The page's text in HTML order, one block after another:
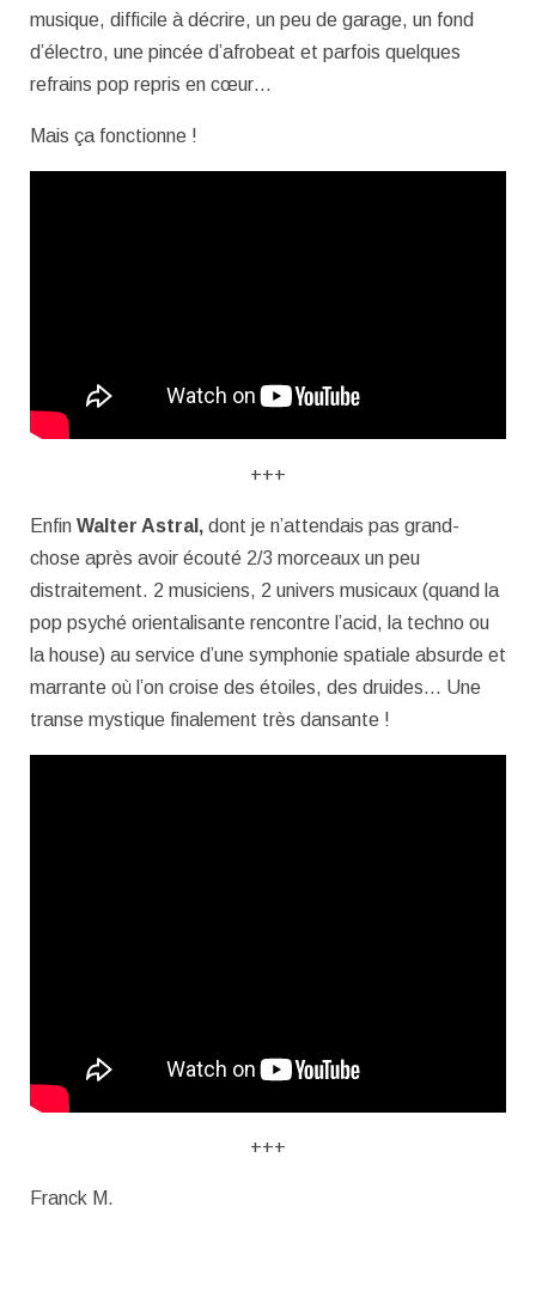
musique, difficile à décrire, un peu de garage, un fond
d’électro, une pincée d’afrobeat et parfois quelques
refrains pop repris en cœur…
Mais ça fonctionne !
+++
Enfin Walter Astral, dont je n’attendais pas grand-
chose après avoir écouté 2/3 morceaux un peu
distraitement. 2 musiciens, 2 univers musicaux (quand la
pop psyché orientalisante rencontre l’acid, la techno ou
la house) au service d’une symphonie spatiale absurde et
marrante où l’on croise des étoiles, des druides… Une
transe mystique finalement très dansante !
+++
Franck M.